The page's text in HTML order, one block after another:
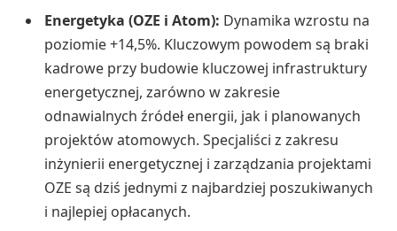
Energetyka (OZE i Atom): Dynamika wzrostu na
poziomie +14,5%. Kluczowym powodem są braki
kadrowe przy budowie kluczowej infrastruktury
energetycznej, zarówno w zakresie
odnawialnych źródeł energii, jak i planowanych
projektów atomowych. Specjaliści z zakresu
inżynierii energetycznej i zarządzania projektami
OZE są dziś jednymi z najbardziej poszukiwanych
i najlepiej opłacanych.